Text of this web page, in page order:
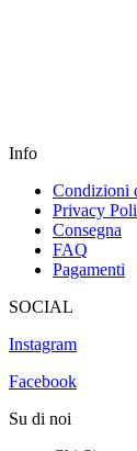
Info
Condizioni
Privacy
Consegna
FAQ
Pagamenti
SOCIAL
Instagram
Facebook
Su di noi